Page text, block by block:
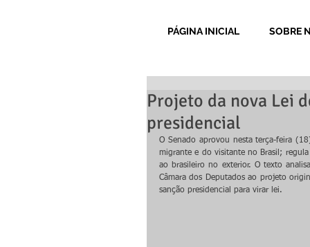
PÁGINA INICIAL SOBRE
Projeto da nova Lei
presidencial
O Senado aprovou nesta terça-feira
migrante e do visitante no Brasil;
ao brasileiro no exterior. O texto
Câmara dos Deputados ao projeto
sanção presidencial para virar lei.